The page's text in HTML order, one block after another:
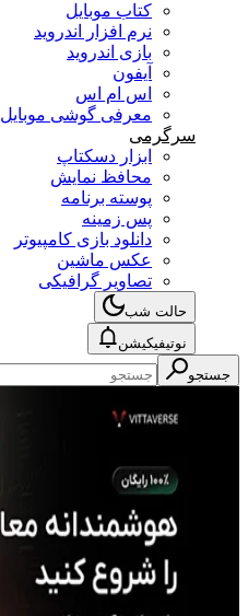
کتاب موبایل
نرم افزار اندروید
بازی اندروید
آیفون
اس ام اس
معرفی گوشی موبایل
سرگرمی
ابزار دسکتاپ
محافظ نمایش
پوسته برنامه
پس زمینه
دانلود بازی کامپیوتر
عکس ماشین
تصاویر گرافیکی
حالت شب
نوتیفیکیشن
جستجو